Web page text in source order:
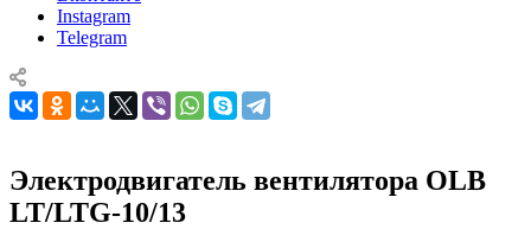
Instagram
Telegram
Электродвигатель вентилятора OLB
LT/LTG-10/13